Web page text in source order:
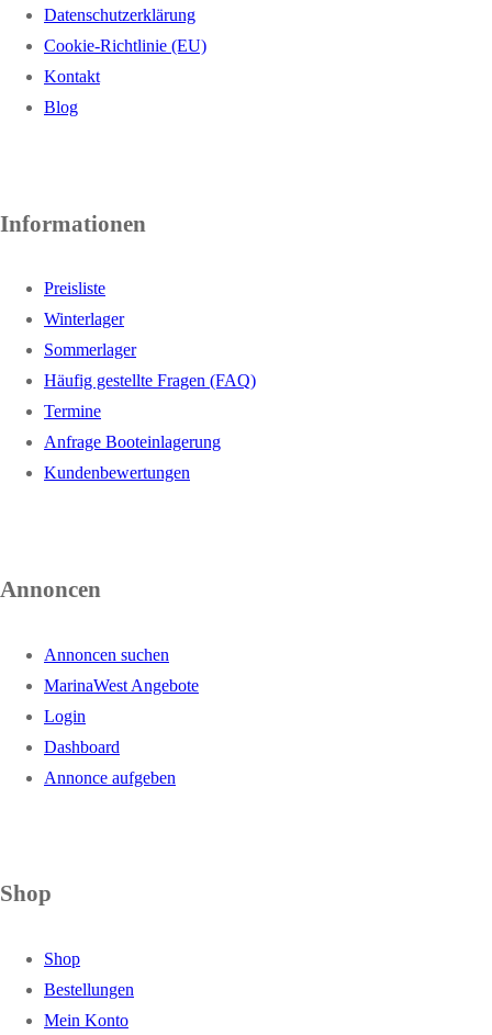
Datenschutzerklärung
Cookie-Richtlinie (EU)
Kontakt
Blog
Informationen
Preisliste
Winterlager
Sommerlager
Häufig gestellte Fragen (FAQ)
Termine
Anfrage Booteinlagerung
Kundenbewertungen
Annoncen
Annoncen suchen
MarinaWest Angebote
Login
Dashboard
Annonce aufgeben
Shop
Shop
Bestellungen
Mein Konto